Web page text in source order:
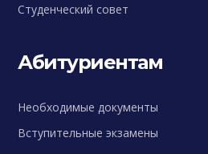
Студенческий совет
Абитуриентам
Необходимые документы
Вступительные экзамены